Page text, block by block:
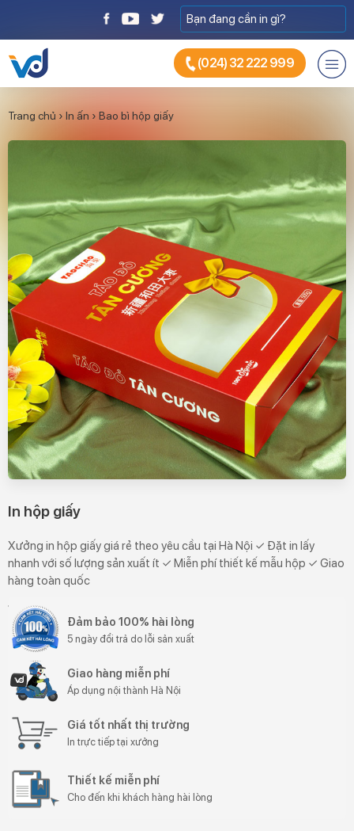
(024) 32 222 999
Trang chủ › In ấn › Bao bì hộp giấy
In hộp giấy
Xưởng in hộp giấy giá rẻ theo yêu cầu tại Hà Nội ✓ Đặt in lấy
nhanh với số lượng sản xuất ít ✓ Miễn phí thiết kế mẫu hộp ✓ Giao
hàng toàn quốc
Đảm bảo 100% hài lòng
5 ngày đổi trả do lỗi sản xuất
Giao hàng miễn phí
Áp dụng nội thành Hà Nội
Giá tốt nhất thị trường
In trực tiếp tại xưởng
Thiết kế miễn phí
Cho đến khi khách hàng hài lòng